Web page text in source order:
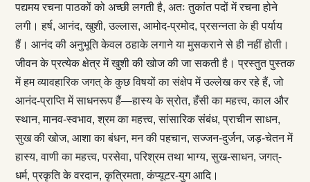
पद्यमय रचना पाठकों को अच्छी लगती है, अतः तुकांत पदों में रचना होने
लगी। हर्ष, आनंद, खुशी, उल्लास, आमोद-प्रमोद, प्रसन्नता के ही पर्याय
हैं। आनंद की अनुभूति केवल ठहाके लगाने या मुसकराने से ही नहीं होती।
जीवन के प्रत्येक क्षेत्र में खुशी की खोज की जा सकती है। प्रस्तुत पुस्तक
में हम व्यावहारिक जगत् के कुछ विषयों का संक्षेप में उल्लेख कर रहे हैं, जो
आनंद-प्राप्ति में साधनरूप हैं—हास्य के स्रोत, हँसी का महत्त्व, काल और
स्थान, मानव-स्वभाव, श्रम का महत्त्व, सांसारिक संबंध, प्राचीन साधन,
सुख की खोज, आशा का बंधन, मन की पहचान, सज्जन-दुर्जन, जड़-चेतन में
हास्य, वाणी का महत्त्व, परसेवा, परिश्रम तथा भाग्य, सुख-साधन, जगत्-
धर्म, प्रकृति के वरदान, कृत्रिमता, कंप्यूटर-युग आदि।